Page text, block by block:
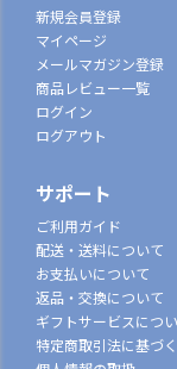
新規会員登録
マイページ
メールマガジン登録
商品レビュー一覧
ログイン
ログアウト
サポート
ご利用ガイド
配送・送料について
お支払いについて
返品・交換について
ギフトサービスにつ
特定商取引法に基づ